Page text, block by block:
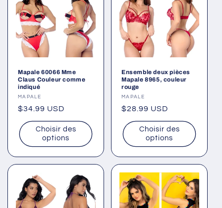
Mapale 60066 Mme
Claus Couleur comme
indiqué
Fournisseur :
MAPALE
Prix
habituel
$34.99 USD
Choisir des
options
Ensemble deux pièces
Mapale 8965, couleur
rouge
Fournisseur :
MAPALE
Prix
habituel
$28.99 USD
Choisir des
options